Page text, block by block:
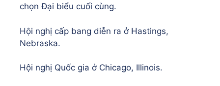
chọn Đại biểu cuối cùng.
Hội nghị cấp bang diễn ra ở Hastings,
Nebraska.
Hội nghị Quốc gia ở Chicago, Illinois.